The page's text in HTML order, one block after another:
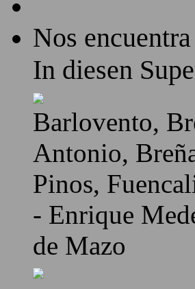
Nos
In diesen
Barlovento,
Antonio,
Pinos,
- Enrique
de Mazo